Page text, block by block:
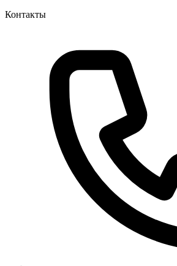
Контакты